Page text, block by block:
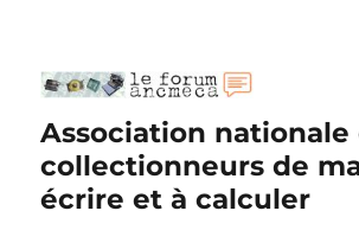
Association nationale
collectionneurs de
écrire et à calculer